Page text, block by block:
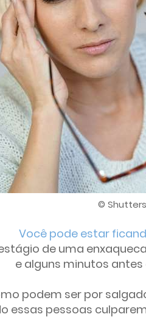
©
Você pode estar
de uma
e alguns minutos
podem ser por
essas pessoas